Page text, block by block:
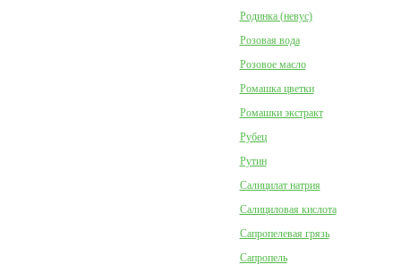
Родинка (невус)
Розовая вода
Розовое масло
Ромашка цветки
Ромашки экстракт
Рубец
Рутин
Салицилат натрия
Салициловая кислота
Сапропелевая грязь
Сапропель